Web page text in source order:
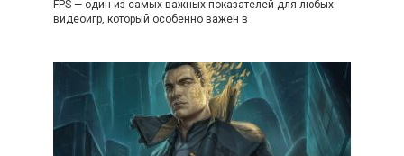
FPS — один из самых важных показателей для любых
видеоигр, который особенно важен в